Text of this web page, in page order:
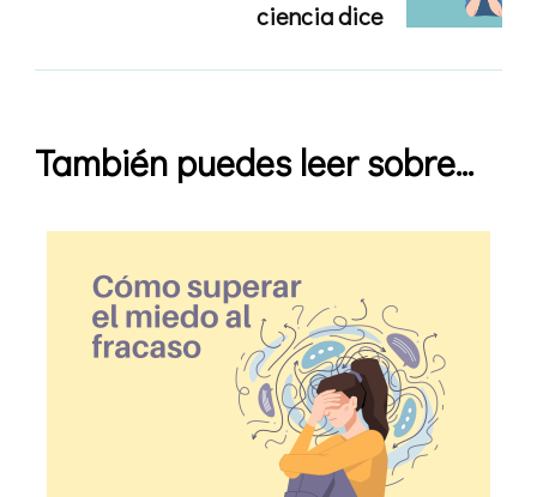
ciencia dice
También puedes leer sobre...